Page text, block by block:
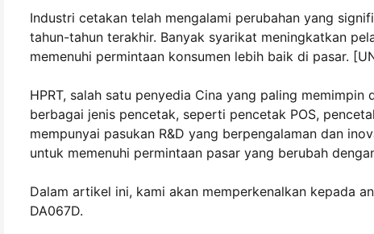
Industri cetakan telah mengalami perubahan yang
tahun-tahun terakhir. Banyak syarikat meningkatkan
memenuhi permintaan konsumen lebih baik di pasar.
HPRT, salah satu penyedia Cina yang paling
berbagai jenis pencetak, seperti pencetak POS,
mempunyai pasukan R&D yang berpengalaman dan
untuk memenuhi permintaan pasar yang berubah
Dalam artikel ini, kami akan memperkenalkan kepada
DA067D.